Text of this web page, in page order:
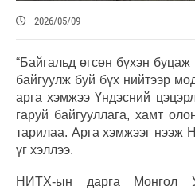
2026/05/09
“Байгальд өгсөн бүхэн
байгуулж буй бүх нийтээр
арга хэмжээ Үндэсний
гаруй байгууллага, хамт
тарилаа. Арга хэмжээг
үг хэллээ.
НИТХ-ын дарга Монгол